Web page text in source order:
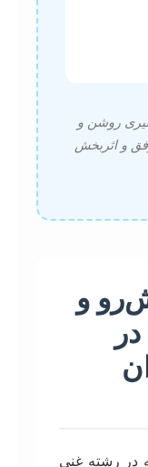
روشن و
و اثربخش
و
در رشته غنی